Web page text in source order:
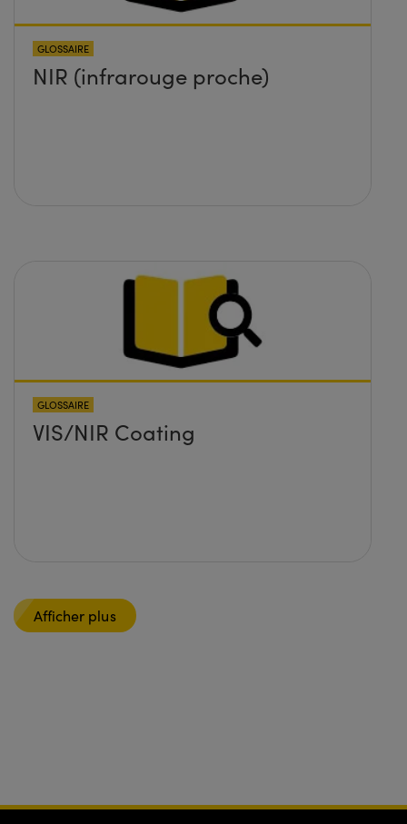
GLOSSAIRE
NIR (infrarouge proche)
GLOSSAIRE
VIS/NIR Coating
Afficher plus